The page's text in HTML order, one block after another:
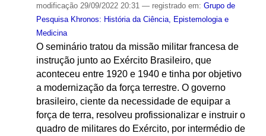
modificação29/09/2022 20:31 — registrado em: Grupo de
Pesquisa Khronos: História da Ciência, Epistemologia e
Medicina
O seminário tratou da missão militar francesa de
instrução junto ao Exército Brasileiro, que
aconteceu entre 1920 e 1940 e tinha por objetivo
a modernização da força terrestre. O governo
brasileiro, ciente da necessidade de equipar a
força de terra, resolveu profissionalizar e instruir o
quadro de militares do Exército, por intermédio de